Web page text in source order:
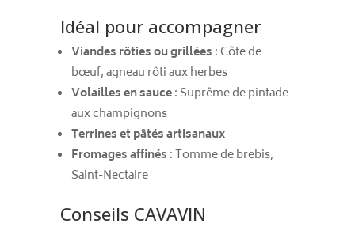
Idéal pour accompagner
Viandes rôties ou grillées : Côte de
bœuf, agneau rôti aux herbes
Volailles en sauce: Suprême de pintade
aux champignons
Terrines et pâtés artisanaux
Fromages affinés : Tomme de brebis,
Saint-Nectaire
Conseils CAVAVIN